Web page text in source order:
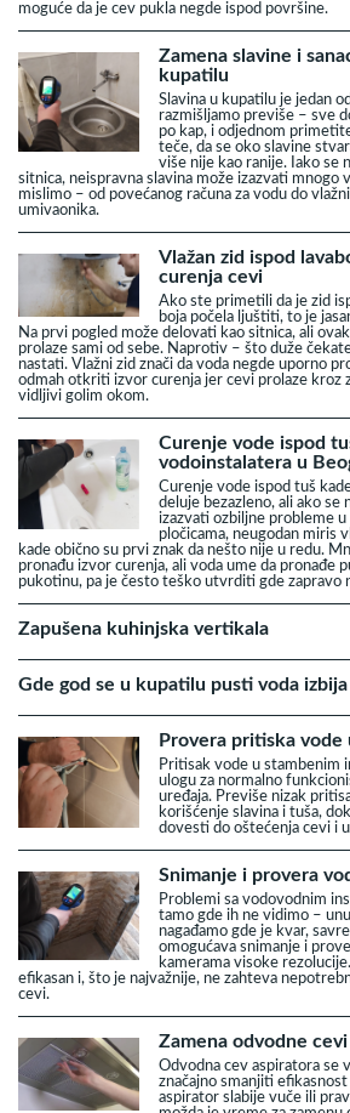
moguće da je cev pukla negde ispod površine.
Zamena slavine i
kupatilu
Slavina u kupatilu je jedan
razmišljamo previše – sve
po kap, i odjednom
teče, da se oko slavine
više nije kao ranije. Iako se
sitnica, neispravna slavina može izazvati mnogo
mislimo – od povećanog računa za vodu do
umivaonika.
Vlažan zid ispod
curenja cevi
Ako ste primetili da je zid
boja počela ljuštiti, to je
Na prvi pogled može delovati kao sitnica, ali
prolaze sami od sebe. Naprotiv – što duže
nastati. Vlažni zid znači da voda negde uporno
odmah otkriti izvor curenja jer cevi prolaze kroz
vidljivi golim okom.
Curenje vode ispod
vodoinstalatera u
Curenje vode ispod tuš
deluje bezazleno, ali ako se
izazvati ozbiljne probleme
pločicama, neugodan miris
kade obično su prvi znak da nešto nije u redu.
pronađu izvor curenja, ali voda ume da pronađe
pukotinu, pa je često teško utvrditi gde zapravo
Zapušena kuhinjska vertikala
Gde god se u kupatilu pusti voda
Provera pritiska vode
Pritisak vode u stambenim
ulogu za normalno
uređaja. Previše nizak
korišćenje slavina i tuša,
dovesti do oštećenja cevi i
Snimanje i provera
Problemi sa vodovodnim
tamo gde ih ne vidimo –
nagađamo gde je kvar,
omogućava snimanje i
kamerama visoke
efikasan i, što je najvažnije, ne zahteva
cevi.
Zamena odvodne
Odvodna cev aspiratora se
značajno smanjiti
aspirator slabije vuče ili